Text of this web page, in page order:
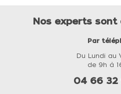
Nos experts sont
Par
Du Lundi au
de 9h à
04 66